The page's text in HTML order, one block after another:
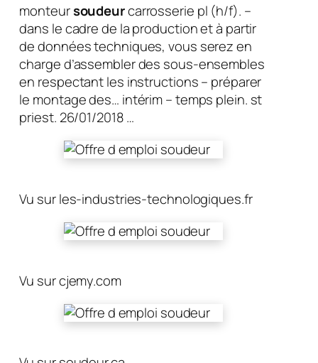
monteursoudeurcarrosserie pl (h/f). –
dans le cadre de la production et à partir
de données techniques, vous serez en
charge d’assembler des sous-ensembles
en respectant les instructions – préparer
le montage des… intérim – temps plein. st
priest. 26/01/2018 …
Vu sur les-industries-technologiques.fr
Vu sur cjemy.com